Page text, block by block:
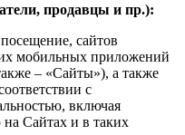
продавцы и пр.):
сайтов
мобильных приложений
– «Сайты»), а также
с
включая
Сайтах и в таких